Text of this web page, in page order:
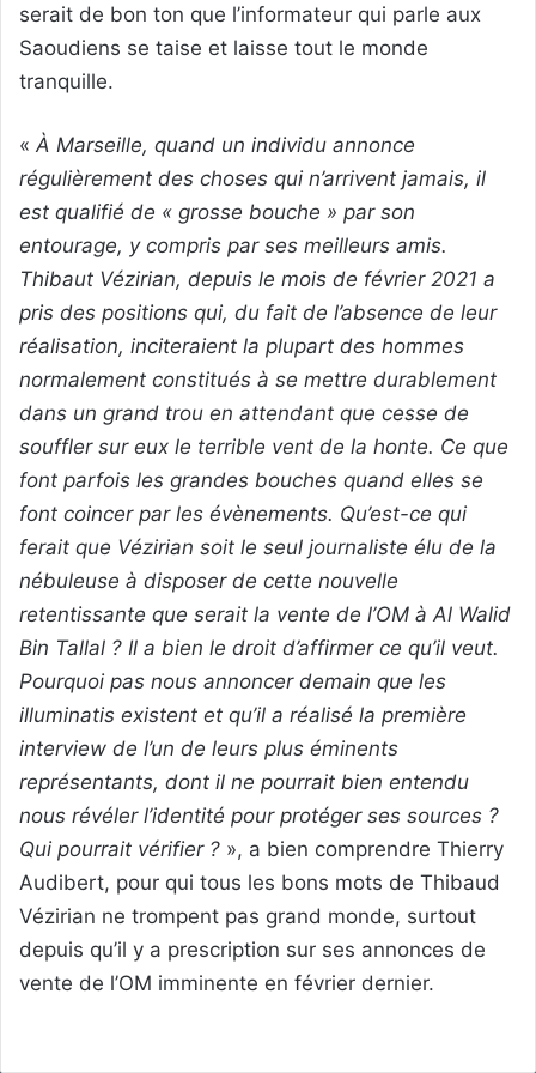
serait de bon ton que l’informateur qui parle aux
Saoudiens se taise et laisse tout le monde
tranquille.
« À Marseille, quand un individu annonce
régulièrement des choses qui n’arrivent jamais, il
est qualifié de « grosse bouche » par son
entourage, y compris par ses meilleurs amis.
Thibaut Vézirian, depuis le mois de février 2021 a
pris des positions qui, du fait de l’absence de leur
réalisation, inciteraient la plupart des hommes
normalement constitués à se mettre durablement
dans un grand trou en attendant que cesse de
souffler sur eux le terrible vent de la honte. Ce que
font parfois les grandes bouches quand elles se
font coincer par les évènements. Qu’est-ce qui
ferait que Vézirian soit le seul journaliste élu de la
nébuleuse à disposer de cette nouvelle
retentissante que serait la vente de l’OM à Al Walid
Bin Tallal ? Il a bien le droit d’affirmer ce qu’il veut.
Pourquoi pas nous annoncer demain que les
illuminatis existent et qu’il a réalisé la première
interview de l’un de leurs plus éminents
représentants, dont il ne pourrait bien entendu
nous révéler l’identité pour protéger ses sources ?
Qui pourrait vérifier ? », a bien comprendre Thierry
Audibert, pour qui tous les bons mots de Thibaud
Vézirian ne trompent pas grand monde, surtout
depuis qu’il y a prescription sur ses annonces de
vente de l’OM imminente en février dernier.